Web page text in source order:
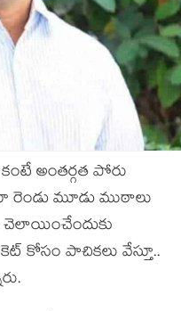
అంతర్గత పోరు
రెండు మూడు ముఠాలు
చెలాయించేందుకు
కోసం పాచికలు వేస్తూ..